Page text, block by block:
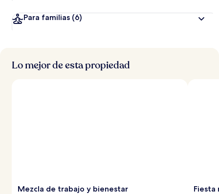
Para familias (6)
Lo mejor de esta propiedad
Mezcla de trabajo y bienestar Fiesta